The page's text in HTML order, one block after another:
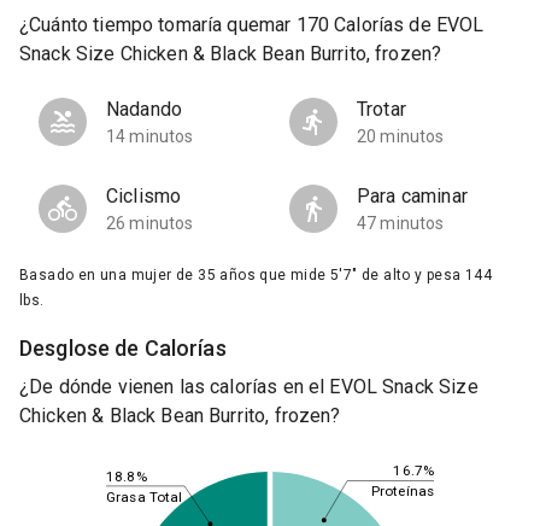
¿Cuánto tiempo tomaría quemar 170 Calorías de EVOL
Snack Size Chicken & Black Bean Burrito, frozen?
Nadando
14 minutos
Trotar
20 minutos
Ciclismo
26 minutos
Para caminar
47 minutos
Basado en una mujer de 35 años que mide 5'7" de alto y pesa 144
lbs.
Desglose de Calorías
¿De dónde vienen las calorías en el EVOL Snack Size
Chicken & Black Bean Burrito, frozen?
16.7%
18.8%
Proteínas
Grasa Total